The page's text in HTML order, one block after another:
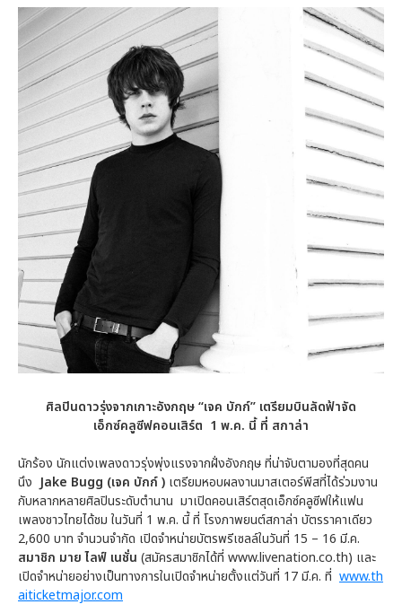
ศิลปินดาวรุ่งจากเกาะอังกฤษ “เจค บักก์” เตรียมบินลัดฟ้าจัด
เอ็กซ์คลูซีฟคอนเสิร์ต 1 พ.ค. นี้ ที่ สกาล่า
นักร้อง นักแต่งเพลงดาวรุ่งพุ่งแรงจากฝั่งอังกฤษ ที่น่าจับตามองที่สุดคน
นึง Jake Bugg (เจค บักก์ ) เตรียมหอบผลงานมาสเตอร์พีสที่ได้ร่วมงาน
กับหลากหลายศิลปินระดับตำนาน มาเปิดคอนเสิร์ตสุดเอ็กซ์คลูซีฟให้แฟน
เพลงชาวไทยได้ชม ในวันที่ 1 พ.ค. นี้ ที่ โรงภาพยนต์สกาล่า บัตรราคาเดียว
2,600 บาท จำนวนจำกัด เปิดจำหน่ายบัตรพรีเซลล์ในวันที่ 15 – 16 มี.ค.
สมาชิก มาย ไลฟ์ เนชั่น (สมัครสมาชิกได้ที่ www.livenation.co.th) และ
เปิดจำหน่ายอย่างเป็นทางการในเปิดจำหน่ายตั้งแต่วันที่ 17 มี.ค. ที่ www.th
aiticketmajor.com